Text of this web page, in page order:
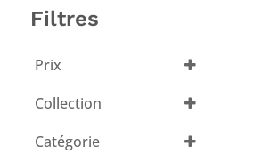
Filtres
Prix
Collection
Catégorie